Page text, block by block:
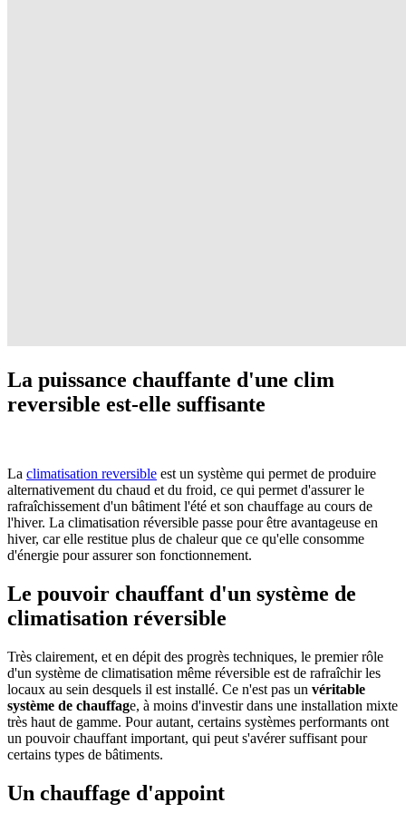
La puissance chauffante d'une clim
reversible est-elle suffisante
La climatisation reversible est un système qui permet de produire
alternativement du chaud et du froid, ce qui permet d'assurer le
rafraîchissement d'un bâtiment l'été et son chauffage au cours de
l'hiver. La climatisation réversible passe pour être avantageuse en
hiver, car elle restitue plus de chaleur que ce qu'elle consomme
d'énergie pour assurer son fonctionnement.
Le pouvoir chauffant d'un système de
climatisation réversible
Très clairement, et en dépit des progrès techniques, le premier rôle
d'un système de climatisation même réversible est de rafraîchir les
locaux au sein desquels il est installé. Ce n'est pas un véritable
système de chauffage, à moins d'investir dans une installation mixte
très haut de gamme. Pour autant, certains systèmes performants ont
un pouvoir chauffant important, qui peut s'avérer suffisant pour
certains types de bâtiments.
Un chauffage d'appoint